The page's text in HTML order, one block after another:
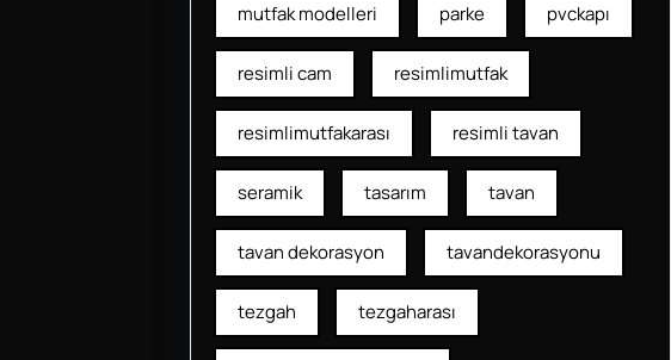
mutfak modelleri parke pvckapı
resimli cam resimlimutfak
resimlimutfakarası resimli tavan
seramik tasarım tavan
tavan dekorasyon tavandekorasyonu
tezgah tezgaharası